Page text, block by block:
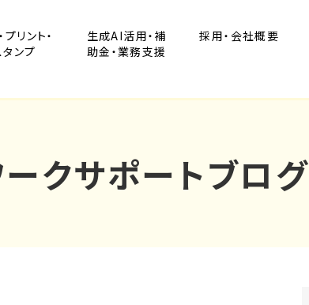
プリント・
タンプ
生成AI活用・補
助金・業務支援
採用・会社概要
クサポートブログ